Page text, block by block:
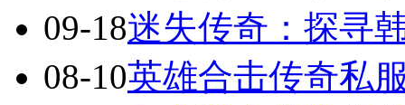
09-18迷失传奇：探寻
08-10英雄合击传奇私